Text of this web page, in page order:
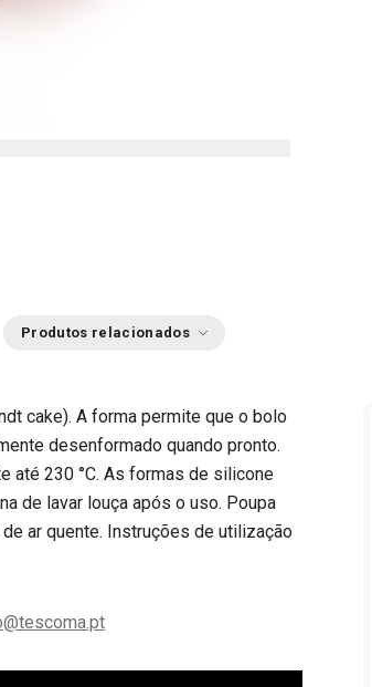
Produtos relacionados
cake). A forma permite que o bolo
desenformado quando pronto.
até 230 °C. As formas de silicone
de lavar louça após o uso. Poupa
ar quente. Instruções de utilização